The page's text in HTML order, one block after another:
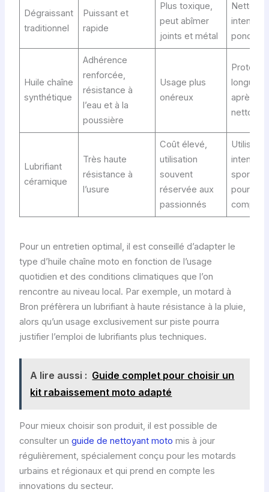
Dégraissant
traditionnel
Puissant et
rapide
Plus toxique,
peut abîmer
joints et métal
intensif
ponctuel
Huile chaîne
synthétique
Adhérence
renforcée,
résistance à
l’eau et à la
poussière
Usage plus
onéreux
longue
après
Lubrifiant
céramique
Très haute
résistance à
l’usure
Coût élevé,
utilisation
souvent
réservée aux
passionnés
intensive
sportive
pour la
Pour un entretien optimal, il est conseillé d’adapter le
type d’huile chaîne moto en fonction de l’usage
quotidien et des conditions climatiques que l’on
rencontre au niveau local. Par exemple, un motard à
Bron préfèrera un lubrifiant à haute résistance à la pluie,
alors qu’un usage exclusivement sur piste pourra
justifier l’emploi de lubrifiants plus techniques.
A lire aussi : Guide complet pour choisir un
kit rabaissement moto adapté
Pour mieux choisir son produit, il est possible de
consulter un guide de nettoyant moto mis à jour
régulièrement, spécialement conçu pour les motards
urbains et régionaux et qui prend en compte les
innovations du secteur.